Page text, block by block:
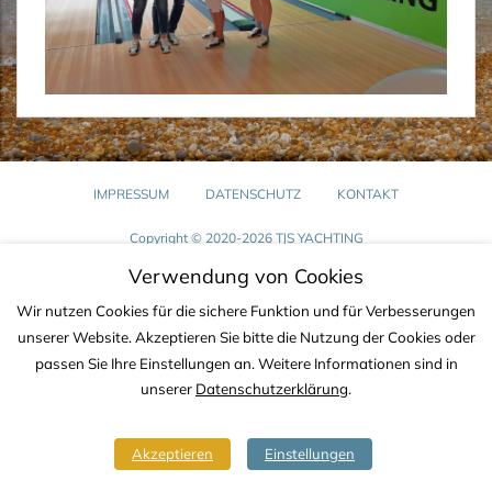
IMPRESSUM DATENSCHUTZ KONTAKT
Copyright © 2020-2026 TJS YACHTING
Verwendung von Cookies
Wir nutzen Cookies für die sichere Funktion und für Verbesserungen
unserer Website. Akzeptieren Sie bitte die Nutzung der Cookies oder
passen Sie Ihre Einstellungen an. Weitere Informationen sind in
unserer Datenschutzerklärung.
Akzeptieren Einstellungen